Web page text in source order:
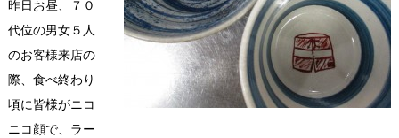
昨日お昼、７０
代位の男女５人
のお客様来店の
際、食べ終わり
頃に皆様がニコ
ニコ顔で、ラー